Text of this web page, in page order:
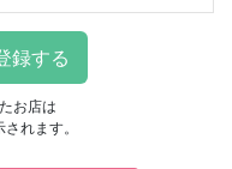
お店は
されます。